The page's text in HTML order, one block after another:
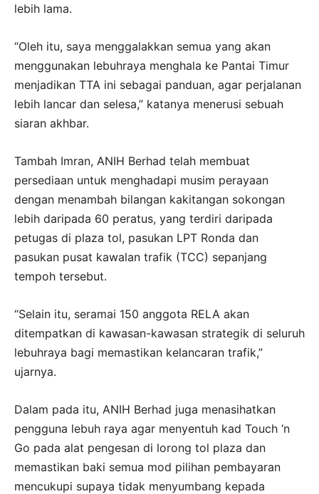
lebih lama.
“Oleh itu, saya menggalakkan semua yang akan
menggunakan lebuhraya menghala ke Pantai Timur
menjadikan TTA ini sebagai panduan, agar perjalanan
lebih lancar dan selesa,” katanya menerusi sebuah
siaran akhbar.
Tambah Imran, ANIH Berhad telah membuat
persediaan untuk menghadapi musim perayaan
dengan menambah bilangan kakitangan sokongan
lebih daripada 60 peratus, yang terdiri daripada
petugas di plaza tol, pasukan LPT Ronda dan
pasukan pusat kawalan trafik (TCC) sepanjang
tempoh tersebut.
“Selain itu, seramai 150 anggota RELA akan
ditempatkan di kawasan-kawasan strategik di seluruh
lebuhraya bagi memastikan kelancaran trafik,”
ujarnya.
Dalam pada itu, ANIH Berhad juga menasihatkan
pengguna lebuh raya agar menyentuh kad Touch ‘n
Go pada alat pengesan di lorong tol plaza dan
memastikan baki semua mod pilihan pembayaran
mencukupi supaya tidak menyumbang kepada